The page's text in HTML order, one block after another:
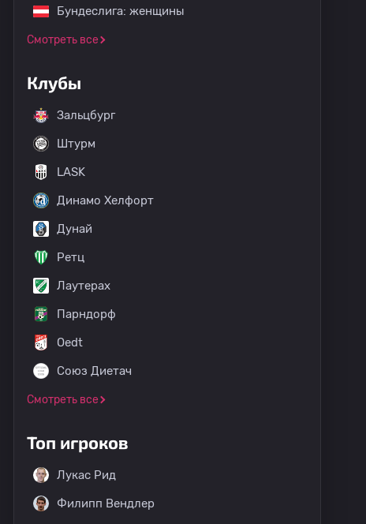
Бундеслига: женщины
Смотреть все
Клубы
Зальцбург
Штурм
LASK
Динамо Хелфорт
Дунай
Ретц
Лаутерах
Парндорф
Oedt
Союз Диетач
Смотреть все
Топ игроков
Лукас Рид
Филипп Вендлер